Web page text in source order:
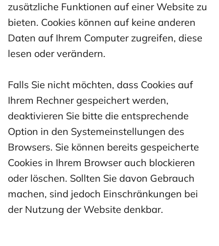
zusätzliche Funktionen auf einer Website zu
bieten. Cookies können auf keine anderen
Daten auf Ihrem Computer zugreifen, diese
lesen oder verändern.
Falls Sie nicht möchten, dass Cookies auf
Ihrem Rechner gespeichert werden,
deaktivieren Sie bitte die entsprechende
Option in den Systemeinstellungen des
Browsers. Sie können bereits gespeicherte
Cookies in Ihrem Browser auch blockieren
oder löschen. Sollten Sie davon Gebrauch
machen, sind jedoch Einschränkungen bei
der Nutzung der Website denkbar.